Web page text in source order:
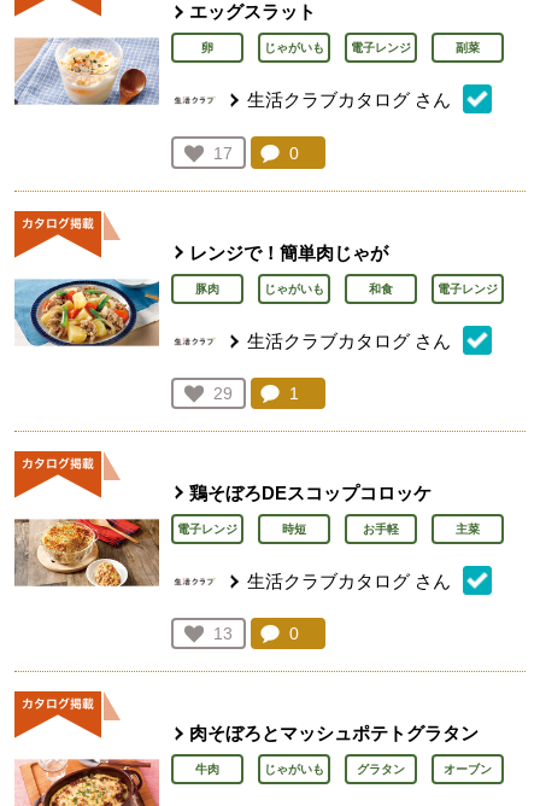
エッグスラット
卵 じゃがいも 電子レンジ 副菜
生活クラブカタログ さん
お気に入り登録：
17
人が登録
コメント：
0
レンジで！簡単肉じゃが
豚肉 じゃがいも 和食 電子レンジ
生活クラブカタログ さん
お気に入り登録：
29
人が登録
コメント：
1
鶏そぼろDEスコップコロッケ
電子レンジ 時短 お手軽 主菜
生活クラブカタログ さん
お気に入り登録：
13
人が登録
コメント：
0
肉そぼろとマッシュポテトグラタン
牛肉 じゃがいも グラタン オーブン